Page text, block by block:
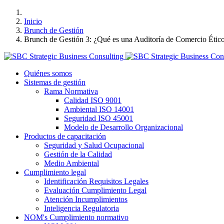
Inicio
Brunch de Gestión
Brunch de Gestión 3: ¿Qué es una Auditoría de Comercio
Quiénes somos
Sistemas de gestión
Rama Normativa
Calidad ISO 9001
Ambiental ISO 14001
Seguridad ISO 45001
Modelo de Desarrollo Organizacional
Productos de capacitación
Seguridad y Salud Ocupacional
Gestión de la Calidad
Medio Ambiental
Cumplimiento legal
Identificación Requisitos Legales
Evaluación Cumplimiento Legal
Atención Incumplimientos
Inteligencia Regulatoria
NOM's Cumplimiento normativo